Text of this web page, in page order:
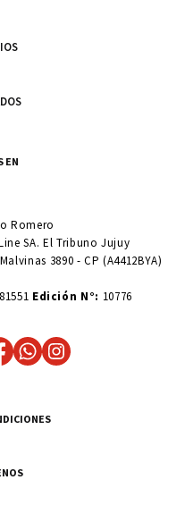
EN
Romero
SA. El Tribuno Jujuy
3890 - CP (A4412BYA)
Edición N°: 10776